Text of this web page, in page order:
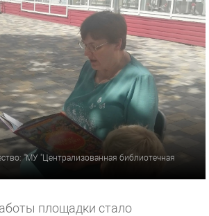
"МУ "Централизованная библиотечная
площадки стало